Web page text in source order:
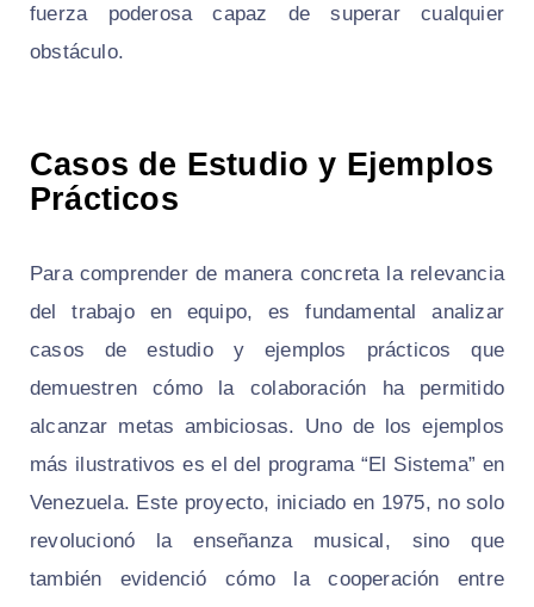
fuerza poderosa capaz de superar cualquier
obstáculo.
Casos de Estudio y Ejemplos
Prácticos
Para comprender de manera concreta la relevancia
del trabajo en equipo, es fundamental analizar
casos de estudio y ejemplos prácticos que
demuestren cómo la colaboración ha permitido
alcanzar metas ambiciosas. Uno de los ejemplos
más ilustrativos es el del programa “El Sistema” en
Venezuela. Este proyecto, iniciado en 1975, no solo
revolucionó la enseñanza musical, sino que
también evidenció cómo la cooperación entre